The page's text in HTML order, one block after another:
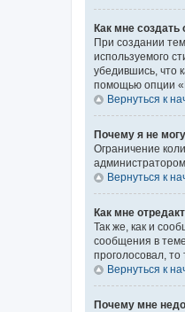
Как мне создать
При создании
используемого
убедившись, что
помощью опции
Вернуться к
Почему я не
Ограничение
Вернуться к
Как мне
Так же, как и
сообщения в
проголосовал,
Вернуться к
Почему мне